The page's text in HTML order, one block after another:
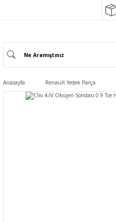
Anasayfa Renault Yedek Parça